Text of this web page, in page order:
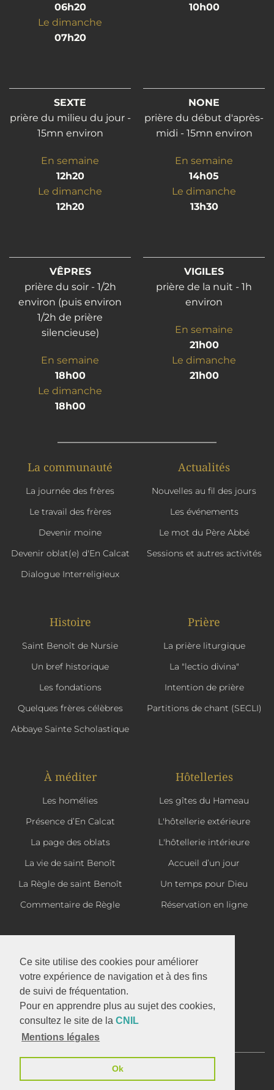
Ce site utilise des cookies pour améliorer
votre expérience de navigation et à des fins
de suivi de fréquentation.
Pour en apprendre plus au sujet des cookies,
consultez le site de la CNIL
Mentions légales
Ok
06h20
Le dimanche
07h20
10h00
SEXTE
prière du milieu du jour -
15mn environ
En semaine
12h20
Le dimanche
12h20
NONE
prière du début d'après-
midi - 15mn environ
En semaine
14h05
Le dimanche
13h30
VÊPRES
prière du soir - 1/2h
environ (puis environ
1/2h de prière
silencieuse)
En semaine
18h00
Le dimanche
18h00
VIGILES
prière de la nuit - 1h
environ
En semaine
21h00
Le dimanche
21h00
La communauté
La journée des frères
Le travail des frères
Devenir moine
Devenir oblat(e) d'En Calcat
Dialogue Interreligieux
Actualités
Nouvelles au fil des jours
Les événements
Le mot du Père Abbé
Sessions et autres activités
Histoire
Saint Benoît de Nursie
Un bref historique
Les fondations
Quelques frères célèbres
Abbaye Sainte Scholastique
Prière
La prière liturgique
La "lectio divina"
Intention de prière
Partitions de chant (SECLI)
À méditer
Les homélies
Présence d’En Calcat
La page des oblats
La vie de saint Benoît
La Règle de saint Benoît
Commentaire de Règle
Hôtelleries
Les gîtes du Hameau
L'hôtellerie extérieure
L'hôtellerie intérieure
Accueil d’un jour
Un temps pour Dieu
Réservation en ligne
La boutique d'En Calcat
Abbaye Saint-Benoît d'En Calcat
1 avenue d'En Calcat
Infos Légales